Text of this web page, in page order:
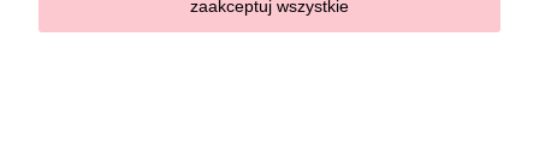
Sklep internetowy Shoper.pl
zaakceptuj wszystkie